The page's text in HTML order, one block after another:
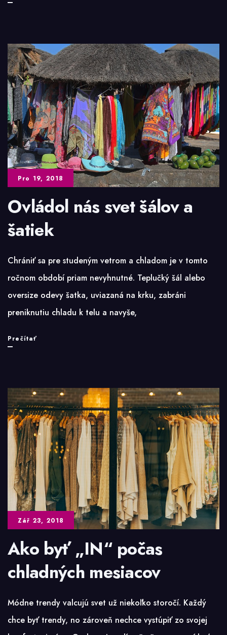
Sieťky
fungujú
lepšie.
Pro 19, 2018
Ovládol nás svet šálov a
šatiek
Chrániť sa pre studeným vetrom a chladom je v tomto
ročnom období priam nevyhnutné. Teplučký šál alebo
oversize odevy šatka, uviazaná na krku, zabráni
preniknutiu chladu k telu a navyše,
PrečítaťOvládol
šálov
a
šatiek
Zář 23, 2018
Ako byť „IN“ počas
chladných mesiacov
Módne trendy valcujú svet už niekoľko storočí. Každý
chce byť trendy, no zároveň nechce vystúpiť zo svojej